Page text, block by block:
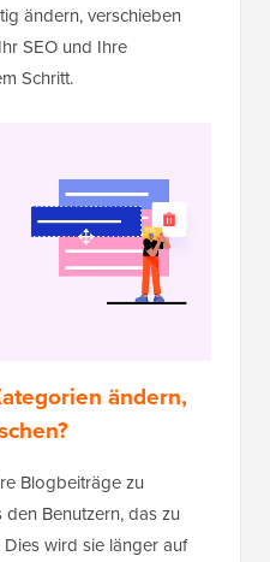
ändern, verschieben
SEO und Ihre
Schritt.
ändern,
?
Blogbeiträge zu
Benutzern, das zu
wird sie länger auf